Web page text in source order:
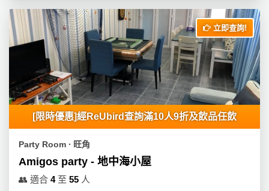
立即查詢!
[限時優惠]經ReUbird查詢滿10人9折及飲品任飲
Party Room ∙ 旺角
Amigos party - 地中海小屋
👥 適合 4至 55 人